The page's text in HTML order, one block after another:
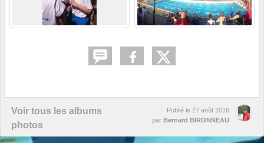
Voir tous les albums
photos
Publié le 27 août 2016
par Bernard BIRONNEAU